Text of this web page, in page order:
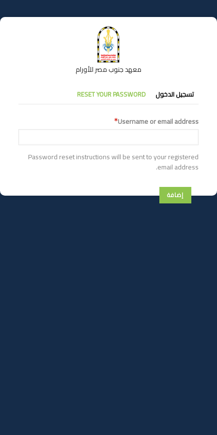
إلى
المحتوى
معهد جنوب مصر للأورام
التبويبات
الأساسية
تسجيل الدخول RESET YOUR PASSWORD
Username or email address
Password reset instructions will be sent to your registered
email address.